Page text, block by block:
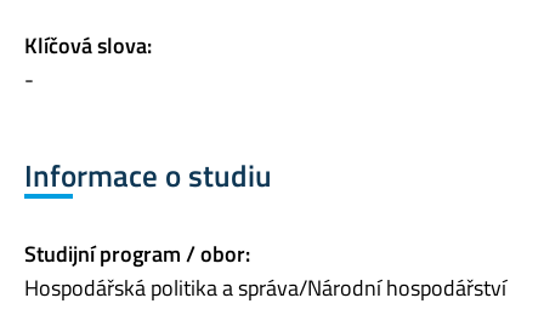
Klíčová slova:
-
Informace o studiu
Studijní program / obor:
Hospodářská politika a správa/Národní hospodářství